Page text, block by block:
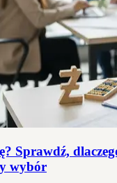
Sprawdź,
wybór